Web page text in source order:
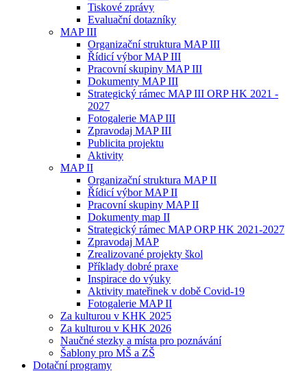
Tiskové zprávy
Evaluační dotazníky
MAP III
Organizační struktura MAP III
Řídicí výbor MAP III
Pracovní skupiny MAP III
Dokumenty MAP III
Strategický rámec MAP III ORP HK 2021 -
2027
Fotogalerie MAP III
Zpravodaj MAP III
Publicita projektu
Aktivity
MAP II
Organizační struktura MAP II
Řídicí výbor MAP II
Pracovní skupiny MAP II
Dokumenty map II
Strategický rámec MAP ORP HK 2021-2027
Zpravodaj MAP
Zrealizované projekty škol
Příklady dobré praxe
Inspirace do výuky
Aktivity mateřinek v době Covid-19
Fotogalerie MAP II
Za kulturou v KHK 2025
Za kulturou v KHK 2026
Naučné stezky a místa pro poznávání
Šablony pro MŠ a ZŠ
Dotační programy